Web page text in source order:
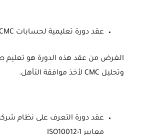
عقد دورة تعليمية لحسابات CMC في المختبرات:
الغرض من عقد هذه الدورة هو تعليم
وتحليل CMC لأخذ موافقة التأهل.
عقد دورة التعرف على نظام
معايير ISO10012-1